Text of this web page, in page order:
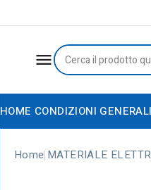

HOME CONDIZIONI GENERALI
Home MATERIALE